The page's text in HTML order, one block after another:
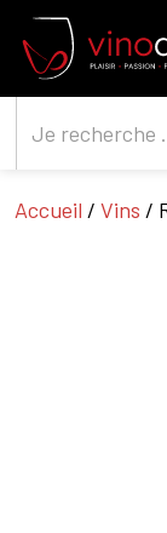
Accueil / Vins /